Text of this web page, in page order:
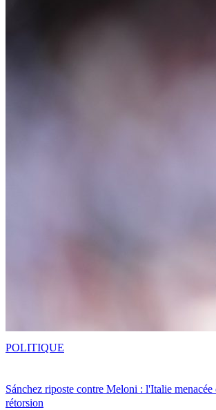
Sánchez riposte contre Meloni : l'Italie menacée
rétorsion
POLITIQUE